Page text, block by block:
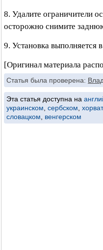
8. Удалите ограничители
осторожно снимите
9. Установка выполняется
[Оригинал материала
Статья была проверена:
Эта статья доступна на
украинском сербском
словацком
венгерском